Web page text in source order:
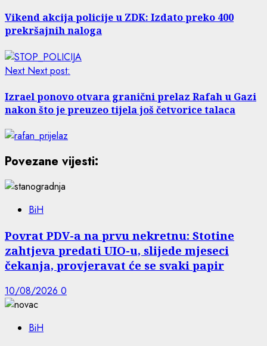
Vikend akcija policije u ZDK: Izdato preko 400
prekršajnih naloga
Next Next post:
Izrael ponovo otvara granični prelaz Rafah u Gazi
nakon što je preuzeo tijela još četvorice talaca
Povezane vijesti:
BiH
Povrat PDV-a na prvu nekretnu: Stotine
zahtjeva predati UIO-u, slijede mjeseci
čekanja, provjeravat će se svaki papir
10/08/2026 0
BiH